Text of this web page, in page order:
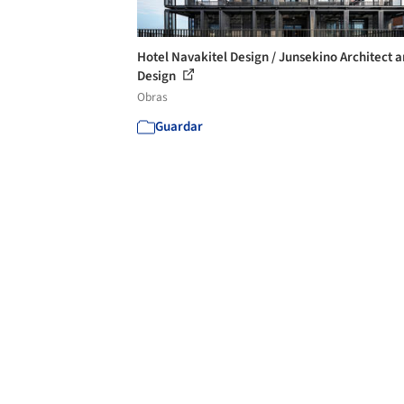
Hotel Navakitel Design / Junsekino Architect
Design
Obras
Guardar